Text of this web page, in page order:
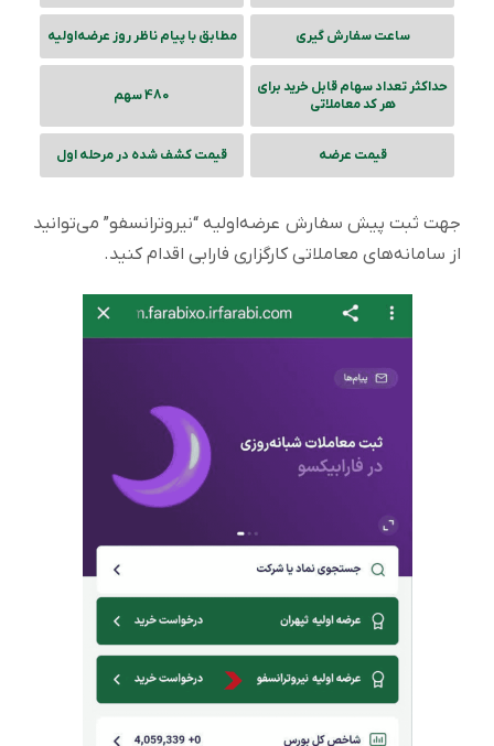
ساعت سفارش گیری مطابق با پیام ناظر روز عرضه‌اولیه
حداکثر تعداد سهام قابل خرید برای
هر کد معاملاتی
480 سهم
قیمت عرضه قیمت کشف شده در مرحله اول
جهت ثبت پیش سفارش عرضه‌اولیه “نیروترانسفو” می‌توانید
از سامانه‌های معاملاتی کارگزاری فارابی اقدام کنید.